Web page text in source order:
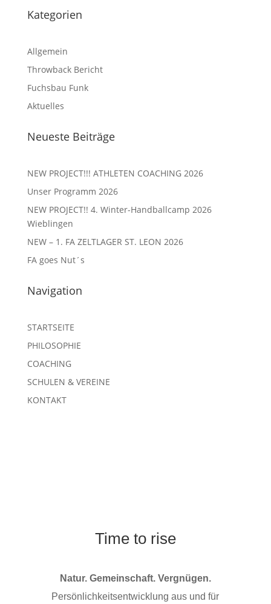
Kategorien
Allgemein
Throwback Bericht
Fuchsbau Funk
Aktuelles
Neueste Beiträge
NEW PROJECT!!! ATHLETEN COACHING 2026
Unser Programm 2026
NEW PROJECT!! 4. Winter-Handballcamp 2026
Wieblingen
NEW – 1. FA ZELTLAGER ST. LEON 2026
FA goes Nut´s
Navigation
STARTSEITE
PHILOSOPHIE
COACHING
SCHULEN & VEREINE
KONTAKT
Time to rise
Natur. Gemeinschaft. Vergnügen.
Persönlichkeitsentwicklung aus und für